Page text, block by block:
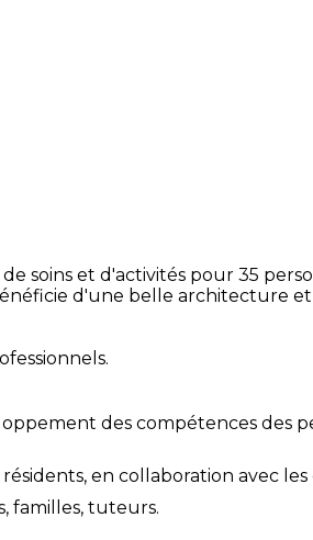
soins et d'activités pour 35
d'une belle architecture
des compétences des
en collaboration avec
familles, tuteurs.